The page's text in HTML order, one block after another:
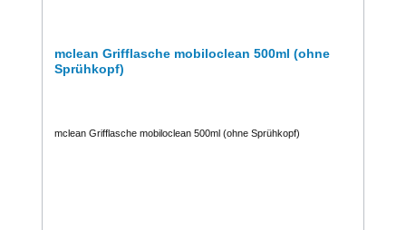
mclean Grifflasche mobiloclean 500ml (ohne
Sprühkopf)
mclean Grifflasche mobiloclean 500ml (ohne Sprühkopf)